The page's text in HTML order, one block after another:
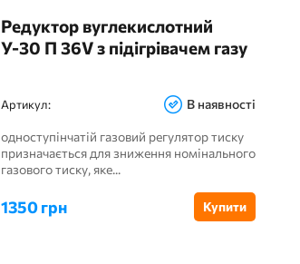
Редуктор вуглекислотний
У-30 П 36V з підігрівачем газу
Артикул: В наявності
одноступінчатій газовий регулятор тиску
призначається для зниження номінального
газового тиску, яке...
1350 грн Купити